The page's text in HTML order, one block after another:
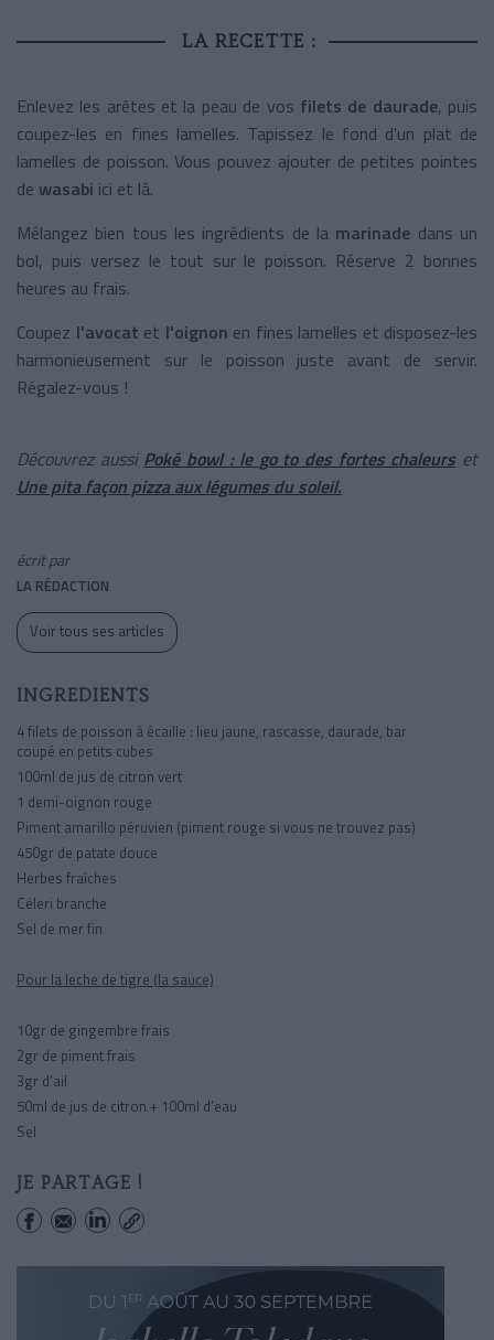
LA RECETTE :
Enlevez les arêtes et la peau de vos filets de daurade, puis
coupez-les en fines lamelles. Tapissez le fond d'un plat de
lamelles de poisson. Vous pouvez ajouter de petites pointes
de wasabi ici et là.
Mélangez bien tous les ingrédients de la marinade dans un
bol, puis versez le tout sur le poisson. Réserve 2 bonnes
heures au frais.
Coupez l'avocat et l'oignon en fines lamelles et disposez-les
harmonieusement sur le poisson juste avant de servir.
Régalez-vous !
Découvrez aussi Poké bowl : le go to des fortes chaleurset
Une pita façon pizza aux légumes du soleil.
écrit par
LA RÉDACTION
Voir tous ses articles
INGREDIENTS
4 filets de poisson à écaille : lieu jaune, rascasse, daurade, bar
coupé en petits cubes
100ml de jus de citron vert
1 demi-oignon rouge
Piment amarillo péruvien (piment rouge si vous ne trouvez pas)
450gr de patate douce
Herbes fraîches
Céleri branche
Sel de mer fin
Pour la leche de tigre (la sauce)
10gr de gingembre frais
2gr de piment frais
3gr d’ail
50ml de jus de citron + 100ml d’eau
Sel
JE PARTAGE !